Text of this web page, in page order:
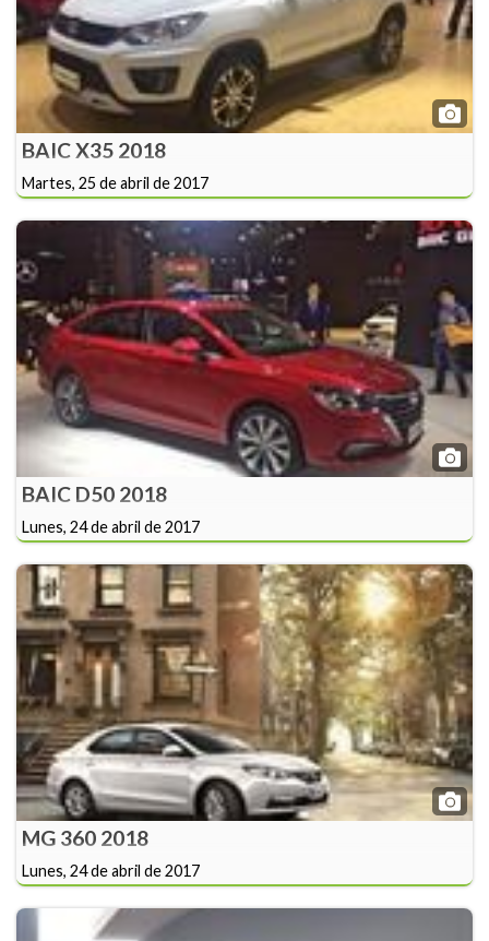
BAIC X35 2018
Martes, 25 de abril de 2017
BAIC D50 2018
Lunes, 24 de abril de 2017
MG 360 2018
Lunes, 24 de abril de 2017